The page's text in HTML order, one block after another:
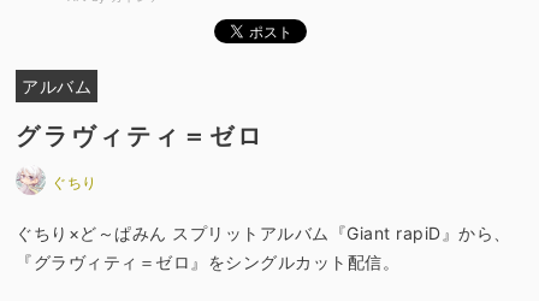
アルバム
グラヴィティ＝ゼロ
ぐちり
ぐちり×ど～ぱみん スプリットアルバム『Giant rapiD』から、
『グラヴィティ＝ゼロ』をシングルカット配信。